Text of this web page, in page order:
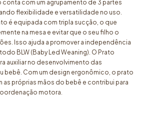
com um agrupamento de 3 partes
flexibilidade e versatilidade no uso.
é equipada com tripla sucção, o que
na mesa e evitar que o seu filho o
Isso ajuda a promover a independência
BLW (Baby Led Weaning). O Prato
auxiliar no desenvolvimento das
bebê. Com um design ergonômico, o prato
as próprias mãos do bebê e contribui para
motora.